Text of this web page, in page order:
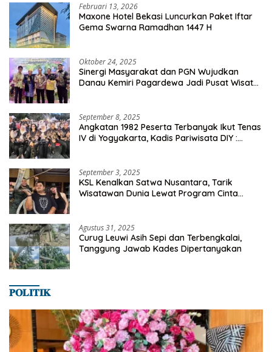
Februari 13, 2026
Maxone Hotel Bekasi Luncurkan Paket Iftar
Gema Swarna Ramadhan 1447 H
Oktober 24, 2025
Sinergi Masyarakat dan PGN Wujudkan
Danau Kemiri Pagardewa Jadi Pusat Wisata
September 8, 2025
Angkatan 1982 Peserta Terbanyak Ikut Tenas
IV di Yogyakarta, Kadis Pariwisata DIY :
September 3, 2025
KSL Kenalkan Satwa Nusantara, Tarik
Wisatawan Dunia Lewat Program Cinta
Agustus 31, 2025
Curug Leuwi Asih Sepi dan Terbengkalai,
Tanggung Jawab Kades Dipertanyakan
𝐏𝐎𝐋𝐈𝐓𝐈𝐊